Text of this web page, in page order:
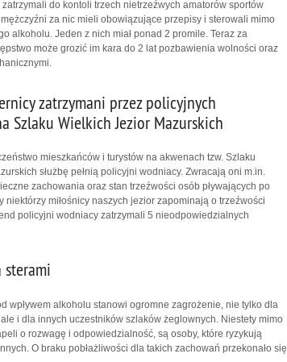
do kontoli trzech nietrzeźwych amatorów sportów
za nic mieli obowiązujące przepisy i sterowali mimo
alkoholu. Jeden z nich miał ponad 2 promile. Teraz za
może grozić im kara do 2 lat pozbawienia wolności oraz
zatrzymani przez policyjnych
Szlaku Wielkich Jezior Mazurskich
mieszkańców i turystów na akwenach tzw. Szlaku
służbę pełnią policyjni wodniacy. Zwracają oni m.in.
zachowania oraz stan trzeźwości osób pływających po
niektórzy miłośnicy naszych jezior zapominają o trzeźwości
policyjni wodniacy zatrzymali 5 nieodpowiedzialnych
sterami
wpływem alkoholu stanowi ogromne zagrożenie, nie tylko dla
i dla innych uczestników szlaków żeglownych. Niestety mimo
o rozwagę i odpowiedzialność, są osoby, które ryzykują
O braku pobłażliwości dla takich zachowań przekonało się